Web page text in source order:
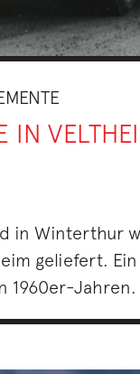
IN
in Winterthur
geliefert.
1960er-Jahren.